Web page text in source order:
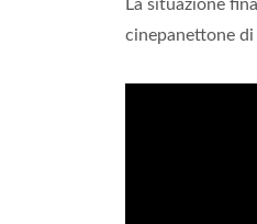
La situazione
cinepanettone